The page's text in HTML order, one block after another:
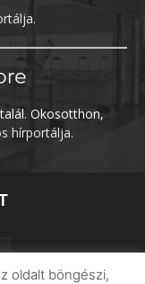
Okosotthon,
hírportálja.
oldalt böngészi,